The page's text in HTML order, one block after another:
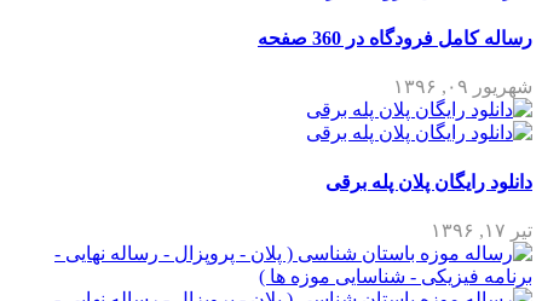
رساله کامل فرودگاه در 360 صفحه
شهریور ۰۹, ۱۳۹۶
دانلود رایگان پلان پله برقی
تیر ۱۷, ۱۳۹۶